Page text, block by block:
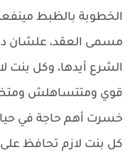
الخطوبة بالظبط
مسمى العقد، علشان ده
الشرع أيدها، وكل بنت
قوي ومتتساهلش
خسرت أهم حاجة في
كل بنت لازم تحافظ